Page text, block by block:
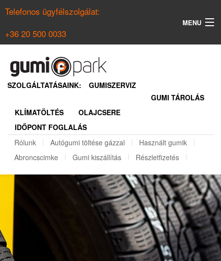
Telefonos ügyfélszolgálat:
+36 20 500 0033
MENU
NYÁRI GUMI KERESŐ
REGISZTRÁCIÓ
SZOLGÁLTATÁSAINK:
GUMISZERVIZ
GUMI TÁROLÁS
KLÍMATÖLTÉS
OLAJCSERE
IDŐPONT FOGLALÁS
Rólunk
Autógumi töltése gázzal
Használt gumik
Abroncscimke
Gumi kiszállítás Részletfizetés